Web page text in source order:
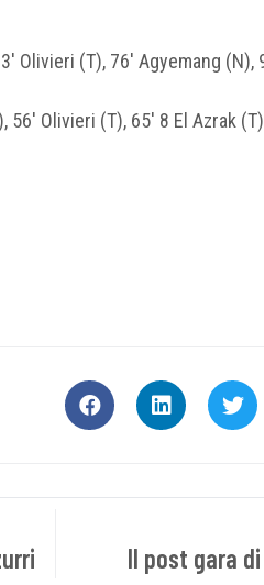
Olivieri (T), 76′ Agyemang (N),
Olivieri (T), 65′ 8 El Azrak
Il post gara